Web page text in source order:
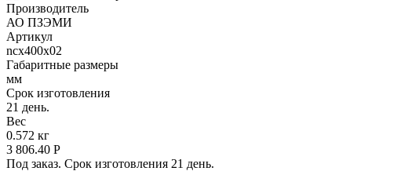
Производитель
АО ПЗЭМИ
Артикул
ncx400x02
Габаритные размеры
мм
Срок изготовления
21 день.
Вес
0.572 кг
3 806.40 Р
Под заказ. Срок изготовления 21 день.